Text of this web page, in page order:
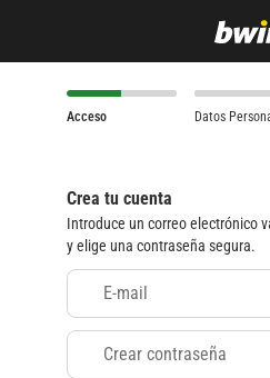
Acceso Datos
Crea tu cuenta
Introduce un correo electrónico
y elige una contraseña segura.
E-mail
Crear contraseña